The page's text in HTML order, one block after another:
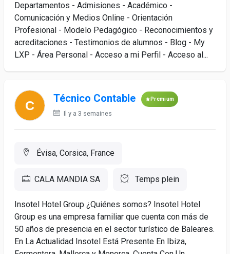
Departamentos - Admisiones - Académico -
Comunicación y Medios Online - Orientación
Profesional - Modelo Pedagógico - Reconocimientos y
acreditaciones - Testimonios de alumnos - Blog - My
LXP - Área Personal - Acceso a mi Perfil - Acceso al...
Técnico Contable Premium
Il y a 3 semaines
Évisa, Corsica, France
CALA MANDIA SA Temps plein
Insotel Hotel Group ¿Quiénes somos? Insotel Hotel
Group es una empresa familiar que cuenta con más de
50 años de presencia en el sector turístico de Baleares.
En La Actualidad Insotel Está Presente En Ibiza,